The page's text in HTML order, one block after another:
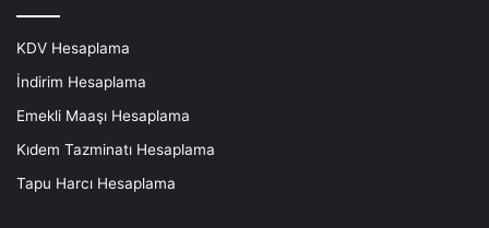
KDV Hesaplama
İndirim Hesaplama
Emekli Maaşı Hesaplama
Kıdem Tazminatı Hesaplama
Tapu Harcı Hesaplama